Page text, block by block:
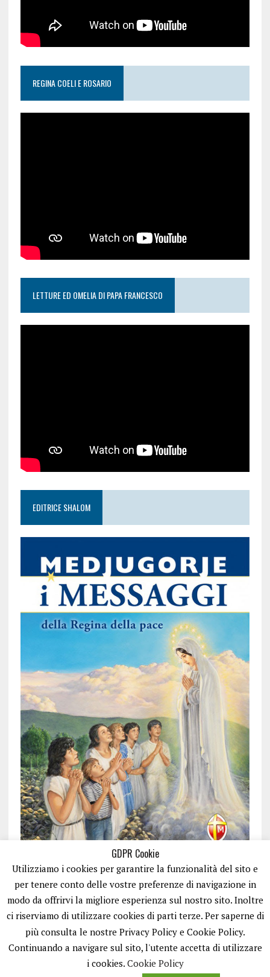
REGINA COELI E ROSARIO
LETTURE ED OMELIA DI PAPA FRANCESCO
EDITRICE SHALOM
ISCRIVITI
GDPR Cookie
Utilizziamo i cookies per garantire la funzionalità del sito e
per tenere conto delle vostre preferenze di navigazione in
modo da offrirvi la migliore esperienza sul nostro sito. Inoltre
ci riserviamo di utilizzare cookies di parti terze. Per saperne di
più consulta le nostre Privacy Policy e Cookie Policy.
Continuando a navigare sul sito, l'utente accetta di utilizzare
i cookies. Cookie Policy